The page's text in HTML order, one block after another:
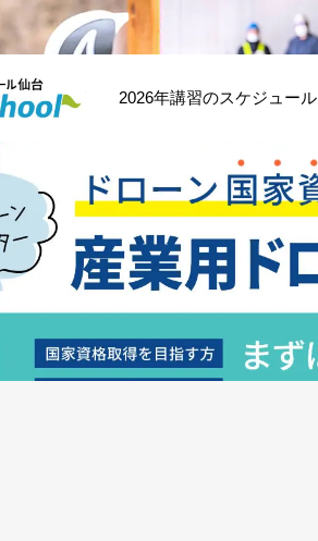
講習一覧 2026年講習のスケジュール